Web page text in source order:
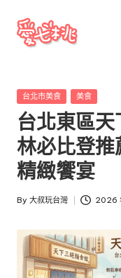
Skip
七
桃
玩
台
灣
桃
玩
台
灣
把
全
景
美
食、
Posted
台北市美食 美食
台北東區
林必比登
精緻饗宴
Posted
By 大叔玩台灣 2026